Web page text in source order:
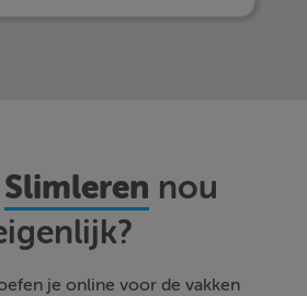
Slimleren nou
je online voor de vakken